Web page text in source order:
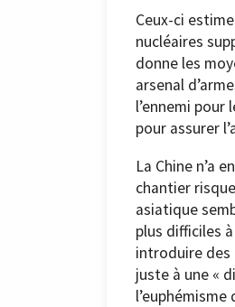
Ceux-ci
nucléaires
donne les
arsenal
l’ennemi
pour assurer
La Chine n’a
chantier
asiatique
plus difficiles
introduire des
juste à une «